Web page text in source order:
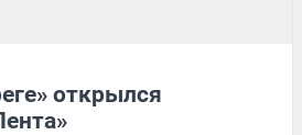
открылся